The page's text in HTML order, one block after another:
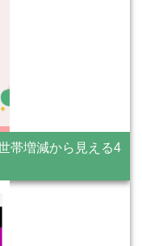
帯増減から見える4